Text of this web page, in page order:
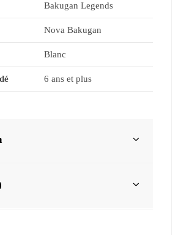
Bakugan Legends
Nova Bakugan
Blanc
6 ans et plus